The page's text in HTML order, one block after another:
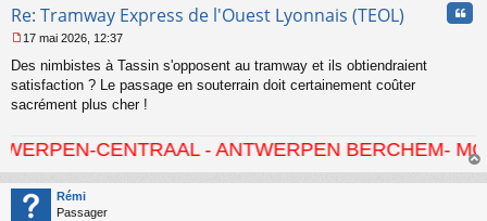
Re: Tramway Express de l'Ouest Lyonnais (TEOL)
e
s
s
e
o
n
17 mai 2026, 12:37
Des nimbistes à Tassin s'opposent au tramway et ils obtiendraient
satisfaction ? Le passage en souterrain doit certainement coûter
sacrément plus cher !
CENTRAAL - ANTWERPEN BERCHEM-
au
Rémi
Passager